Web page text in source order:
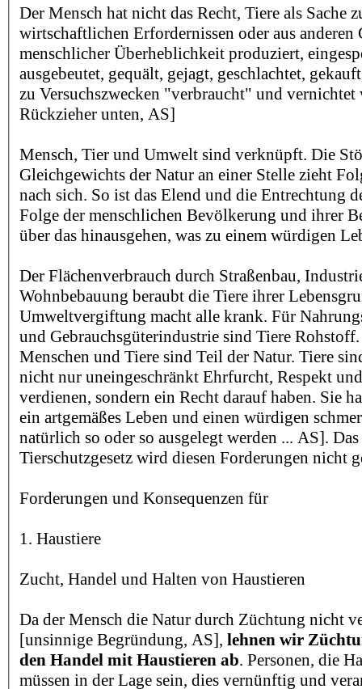
Der Mensch hat nicht das Recht, Tiere als Sache
wirtschaftlichen Erfordernissen oder aus
menschlicher Überheblichkeit produziert,
ausgebeutet, gequält, gejagt, geschlachtet,
zu Versuchszwecken "verbraucht" und vernichtet
Rückzieher unten, AS]
Mensch, Tier und Umwelt sind verknüpft. Die
Gleichgewichts der Natur an einer Stelle zieht
nach sich. So ist das Elend und die Entrechtung
Folge der menschlichen Bevölkerung und ihrer
über das hinausgehen, was zu einem würdigen
Der Flächenverbrauch durch Straßenbau,
Wohnbebauung beraubt die Tiere ihrer
Umweltvergiftung macht alle krank. Für
und Gebrauchsgüterindustrie sind Tiere
Menschen und Tiere sind Teil der Natur. Tiere
nicht nur uneingeschränkt Ehrfurcht, Respekt
verdienen, sondern ein Recht darauf haben. Sie
ein artgemäßes Leben und einen würdigen
natürlich so oder so ausgelegt werden ... AS].
Tierschutzgesetz wird diesen Forderungen nicht
Forderungen und Konsequenzen für
1. Haustiere
Zucht, Handel und Halten von Haustieren
Da der Mensch die Natur durch Züchtung nicht
[unsinnige Begründung, AS], lehnen wir
den Handel mit Haustieren ab. Personen, die
müssen in der Lage sein, dies vernünftig und